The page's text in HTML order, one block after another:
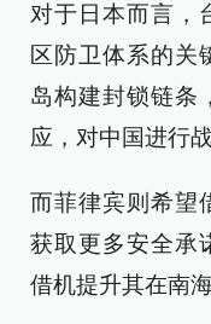
对于日本而言，
区防卫体系的关
岛构建封锁链条
应，对中国进行
而菲律宾则希望
获取更多安全承
借机提升其在南